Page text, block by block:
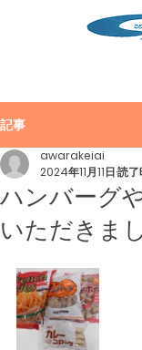
記事
ハンバーグ
いただきま
awarakeiai
2024年11月11日読了